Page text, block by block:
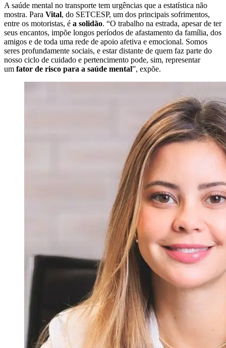
A saúde mental no transporte tem urgências que a estatística não
mostra. Para Vital, do SETCESP, um dos principais sofrimentos,
entre os motoristas, é a solidão. “O trabalho na estrada, apesar de ter
seus encantos, impõe longos períodos de afastamento da família, dos
amigos e de toda uma rede de apoio afetiva e emocional. Somos
seres profundamente sociais, e estar distante de quem faz parte do
nosso ciclo de cuidado e pertencimento pode, sim, representar
um fator de risco para a saúde mental”, expõe.